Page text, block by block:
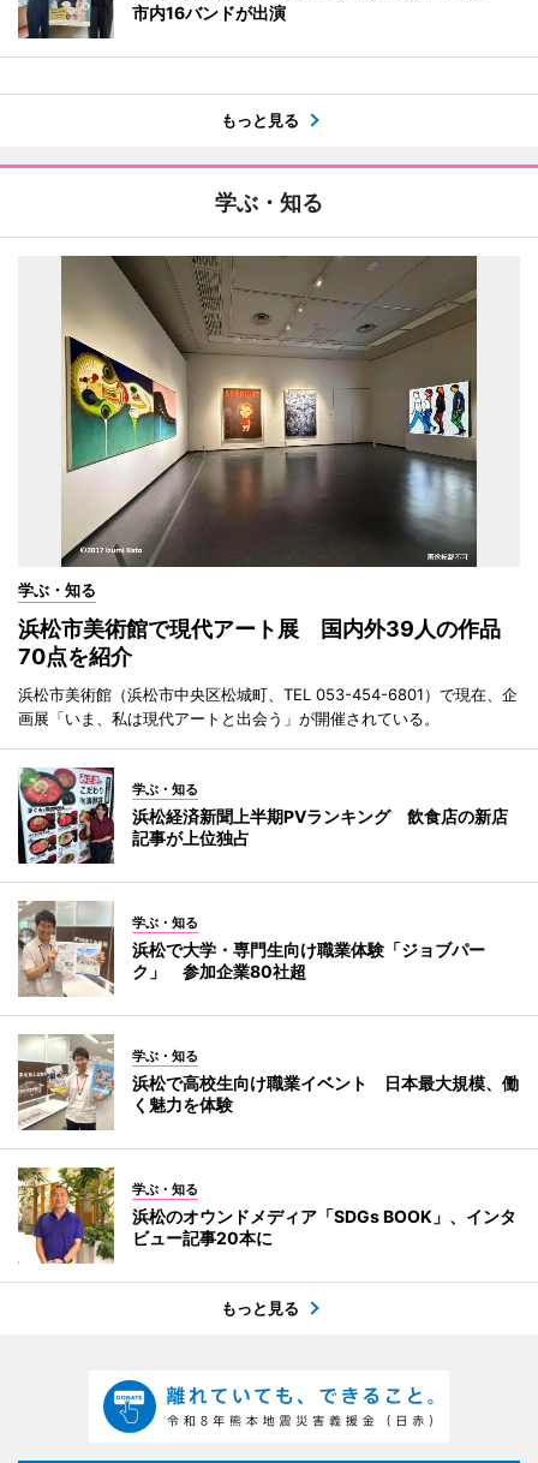
市内16バンドが出演
もっと見る
学ぶ・知る
学ぶ・知る
浜松市美術館で現代アート展 国内外39人の作品
70点を紹介
浜松市美術館（浜松市中央区松城町、TEL 053-454-6801）で現在、企
画展「いま、私は現代アートと出会う」が開催されている。
学ぶ・知る
浜松経済新聞上半期PVランキング 飲食店の新店
記事が上位独占
学ぶ・知る
浜松で大学・専門生向け職業体験「ジョブパー
ク」 参加企業80社超
学ぶ・知る
浜松で高校生向け職業イベント 日本最大規模、働
く魅力を体験
学ぶ・知る
浜松のオウンドメディア「SDGs BOOK」、インタ
ビュー記事20本に
もっと見る